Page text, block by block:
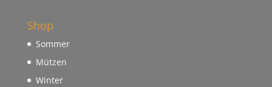
Shop
Sommer
Mützen
Winter